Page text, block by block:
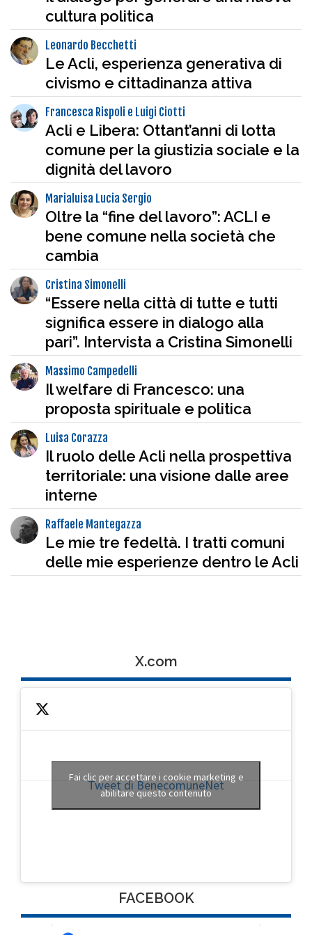
cultura politica
Leonardo Becchetti
Le Acli, esperienza generativa di
civismo e cittadinanza attiva
Francesca Rispoli e Luigi Ciotti
Acli e Libera: Ottant’anni di lotta
comune per la giustizia sociale e la
dignità del lavoro
Marialuisa Lucia Sergio
Oltre la “fine del lavoro”: ACLI e
bene comune nella società che
cambia
Cristina Simonelli
“Essere nella città di tutte e tutti
significa essere in dialogo alla
pari”. Intervista a Cristina Simonelli
Massimo Campedelli
Il welfare di Francesco: una
proposta spirituale e politica
Luisa Corazza
Il ruolo delle Acli nella prospettiva
territoriale: una visione dalle aree
interne
Raffaele Mantegazza
Le mie tre fedeltà. I tratti comuni
delle mie esperienze dentro le Acli
X.com
Tweet di BenecomuneNet
Fai clic per accettare i cookie marketing e
abilitare questo contenuto
FACEBOOK